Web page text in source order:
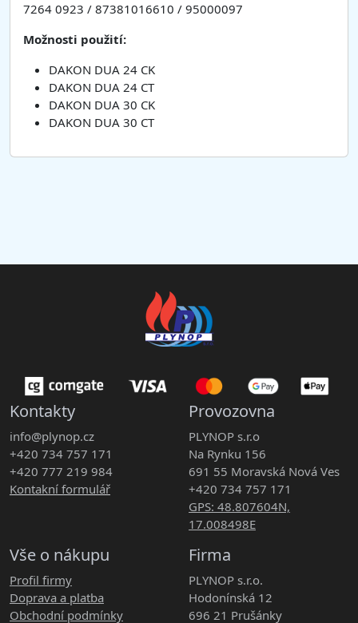
7264 0923 / 87381016610 / 95000097
Možnosti použití:
DAKON DUA 24 CK
DAKON DUA 24 CT
DAKON DUA 30 CK
DAKON DUA 30 CT
Kontakty
info@plynop.cz
+420 734 757 171
+420 777 219 984
Kontakní formulář
Provozovna
PLYNOP s.r.o
Na Rynku 156
691 55 Moravská Nová Ves
+420 734 757 171
GPS: 48.807604N,
17.008498E
Vše o nákupu
Profil firmy
Doprava a platba
Obchodní podmínky
Firma
PLYNOP s.r.o.
Hodonínská 12
696 21 Prušánky